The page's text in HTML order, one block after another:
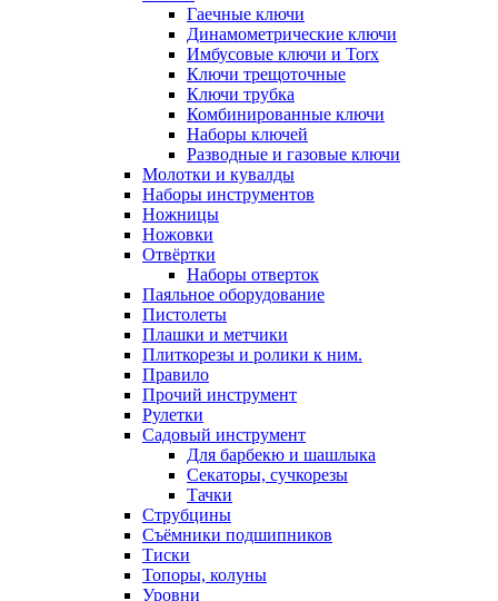
Гаечные ключи
Динамометрические ключи
Имбусовые ключи и Torx
Ключи трещоточные
Ключи трубка
Комбинированные ключи
Наборы ключей
Разводные и газовые ключи
Молотки и кувалды
Наборы инструментов
Ножницы
Ножовки
Отвёртки
Наборы отверток
Паяльное оборудование
Пистолеты
Плашки и метчики
Плиткорезы и ролики к ним.
Правило
Прочий инструмент
Рулетки
Садовый инструмент
Для барбекю и шашлыка
Секаторы, сучкорезы
Тачки
Струбцины
Съёмники подшипников
Тиски
Топоры, колуны
Уровни